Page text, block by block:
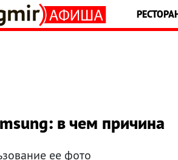
в чем причина
ее фото